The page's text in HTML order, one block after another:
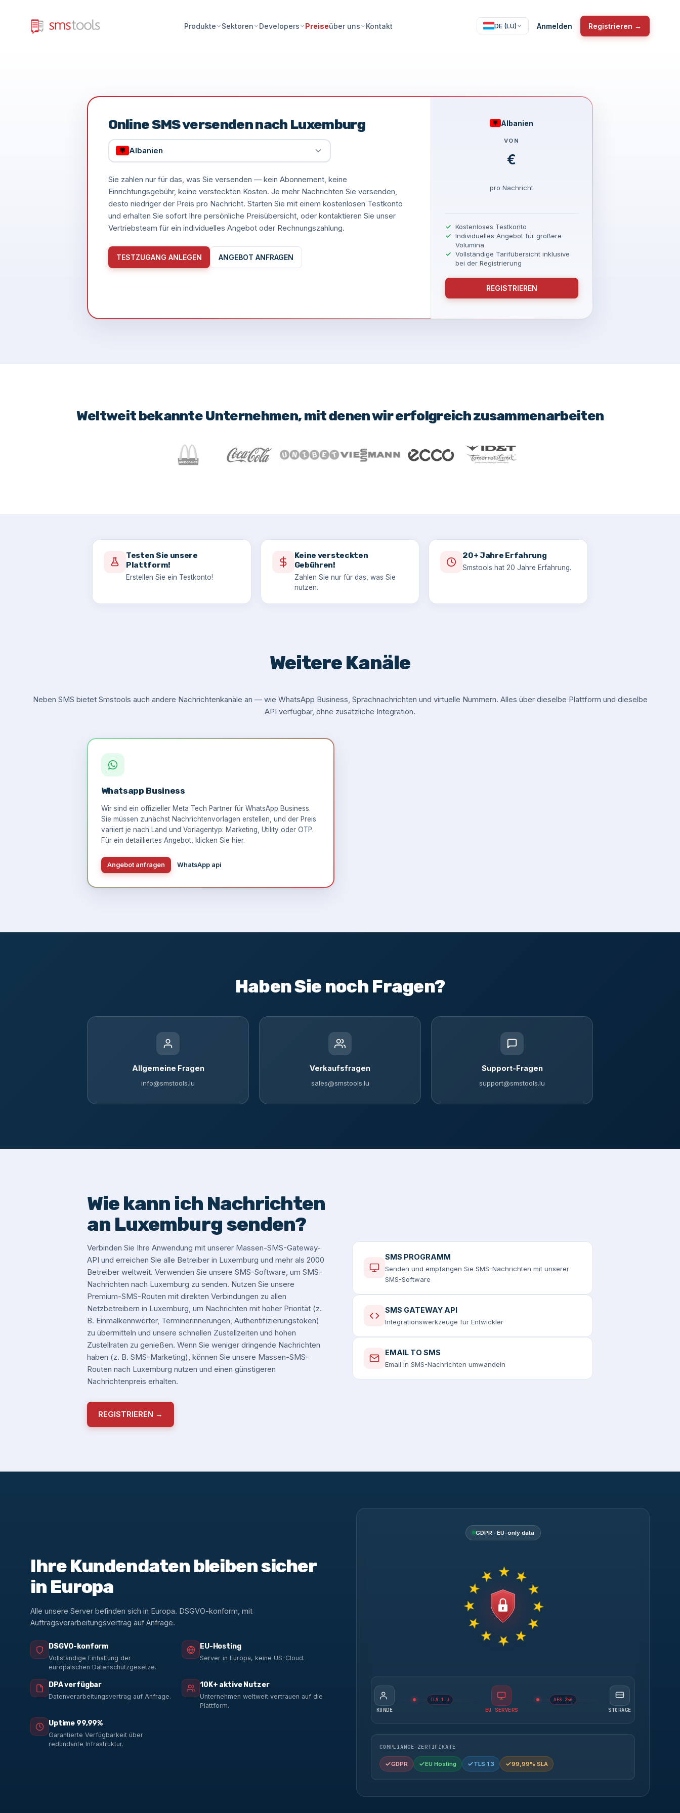
Produkte Sektoren Developers Preiseüber uns Kontakt DE (LU) Anmelden Registrieren →
Weltweit bekannte Unternehmen, mit denen wir erfolgreich zusammenarbeiten
Testen Sie unsere
Plattform!
Erstellen Sie ein Testkonto!
Keine versteckten
Gebühren!
Zahlen Sie nur für das, was Sie
nutzen.
20+ Jahre Erfahrung
Smstools hat 20 Jahre Erfahrung.
Online SMS versenden nach Luxemburg
Albanien
Sie zahlen nur für das, was Sie versenden — kein Abonnement, keine
Einrichtungsgebühr, keine versteckten Kosten. Je mehr Nachrichten Sie versenden,
desto niedriger der Preis pro Nachricht. Starten Sie mit einem kostenlosen Testkonto
und erhalten Sie sofort Ihre persönliche Preisübersicht, oder kontaktieren Sie unser
Vertriebsteam für ein individuelles Angebot oder Rechnungszahlung.
TESTZUGANG ANLEGEN ANGEBOT ANFRAGEN
Albanien
VON
€
pro Nachricht
Kostenloses Testkonto
Individuelles Angebot für größere
Volumina
Vollständige Tarifübersicht inklusive
bei der Registrierung
REGISTRIEREN
Weitere Kanäle
Neben SMS bietet Smstools auch andere Nachrichtenkanäle an — wie WhatsApp Business, Sprachnachrichten und virtuelle Nummern. Alles über dieselbe Plattform und dieselbe
API verfügbar, ohne zusätzliche Integration.
Whatsapp Business
Wir sind ein offizieller Meta Tech Partner für WhatsApp Business.
Sie müssen zunächst Nachrichtenvorlagen erstellen, und der Preis
variiert je nach Land und Vorlagentyp: Marketing, Utility oder OTP.
Für ein detailliertes Angebot, klicken Sie hier.
Angebot anfragen WhatsApp api
Haben Sie noch Fragen?
Allgemeine Fragen
info@smstools.lu
Verkaufsfragen
sales@smstools.lu
Support-Fragen
support@smstools.lu
Wie kann ich Nachrichten
an Luxemburg senden?
Verbinden Sie Ihre Anwendung mit unserer Massen-SMS-Gateway-
API und erreichen Sie alle Betreiber in Luxemburg und mehr als 2000
Betreiber weltweit. Verwenden Sie unsere SMS-Software, um SMS-
Nachrichten nach Luxemburg zu senden. Nutzen Sie unsere
Premium-SMS-Routen mit direkten Verbindungen zu allen
Netzbetreibern in Luxemburg, um Nachrichten mit hoher Priorität (z.
B. Einmalkennwörter, Terminerinnerungen, Authentifizierungstoken)
zu übermitteln und unsere schnellen Zustellzeiten und hohen
Zustellraten zu genießen. Wenn Sie weniger dringende Nachrichten
haben (z. B. SMS-Marketing), können Sie unsere Massen-SMS-
Routen nach Luxemburg nutzen und einen günstigeren
Nachrichtenpreis erhalten.
REGISTRIEREN →
SMS PROGRAMM
Senden und empfangen Sie SMS-Nachrichten mit unserer
SMS-Software
SMS GATEWAY API
Integrationswerkzeuge für Entwickler
EMAIL TO SMS
Email in SMS-Nachrichten umwandeln
Ihre Kundendaten bleiben sicher
in Europa
Alle unsere Server befinden sich in Europa. DSGVO-konform, mit
Auftragsverarbeitungsvertrag auf Anfrage.
DSGVO-konform
Vollständige Einhaltung der
europäischen Datenschutzgesetze.
EU-Hosting
Server in Europa, keine US-Cloud.
DPA verfügbar
Datenverarbeitungsvertrag auf Anfrage.
10K+ aktive Nutzer
Unternehmen weltweit vertrauen auf die
Plattform.
Uptime 99,99%
Garantierte Verfügbarkeit über
redundante Infrastruktur.
GDPR · EU-only data
KUNDE
TLS 1.3
EU SERVERS
AES-256
STORAGE
COMPLIANCE-ZERTIFIKATE
GDPR EU Hosting TLS 1.3 99,99% SLA